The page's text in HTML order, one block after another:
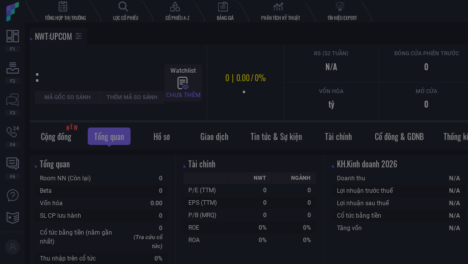
TỔNG HỢP THỊ TRƯỜNG LỌC CỔ PHIẾU CỔ PHIẾU A-Z BẢNG GIÁ PHÂN TÍCH KỸ THUẬT TÍN HIỆU EXPERT
NWT:UPCOM
:
MÃ GỐC SO SÁNH THÊM MÃ SO SÁNH
Watchlist
CHƯA THÊM
0 | 0.00/0%
RS (52 TUẦN)
N/A
ĐÓNG CỬA PHIÊN TRƯỚC
0
VỐN HÓA
tỷ
MỞ CỬA
0
NEW
Cộng đồng Tổng quan Hồ sơ Giao dịch Tin tức & Sự kiện Tài chính Cổ đông & GDNB Thống
Tổng quan
Room NN (Còn lại)
0
Beta
0
Vốn hóa
0.00
SL CP lưu hành
0
Cổ tức bằng tiền (năm gần
nhất)
0
(Tra cứu cổ
tức)
Thu nhập trên cổ tức 0%
Tài chính
NWT NGÀNH
P/E (TTM) 0
0
EPS (TTM)
0
0
P/B (MRQ)
0
0
ROE
0%
0%
ROA
0% 0%
KH.Kinh doanh2026
Doanh thu
N/A
Lợi nhuận trước thuế
N/A
Lợi nhuận sau thuế
N/A
Cổ tức bằng tiền
N/A
Tăng vốn
N/A